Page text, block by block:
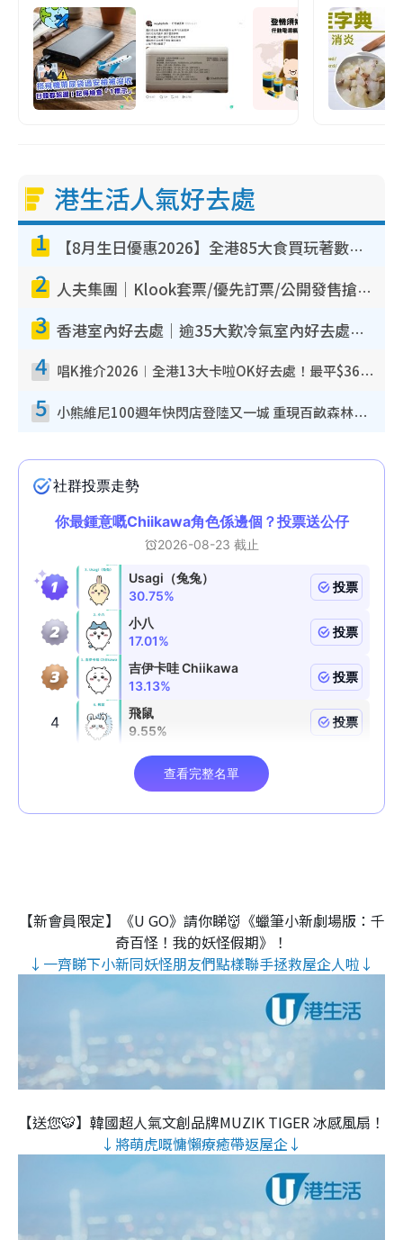
港生活人氣好去處
1 【8月生日優惠2026】全港85大食買玩著數攻略 自助餐/火鍋放題同行免費＋誠品/DONKI送現金券
2 人夫集團｜Klook套票/優先訂票/公開發售搶飛攻略！附票價.購票連結.場地座位表
3 香港室內好去處｜逾35大歎冷氣室內好去處推介 室內活動免費避雨無懼落雨
4 唱K推介2026︱全港13大卡啦OK好去處！最平$36起 日文K都有！(附地址+收費詳情)
5 小熊維尼100週年快閃店登陸又一城 重現百畝森林經典場景／獨家限定盲盒登場／專屬DIY香水
【新會員限定】《U GO》請你睇👹《蠟筆小新劇場版：千
奇百怪！我的妖怪假期》！
↓一齊睇下小新同妖怪朋友們點樣聯手拯救屋企人啦↓
【送您🐯】韓國超人氣文創品牌MUZIK TIGER 冰感風扇！
↓將萌虎嘅慵懶療癒帶返屋企↓